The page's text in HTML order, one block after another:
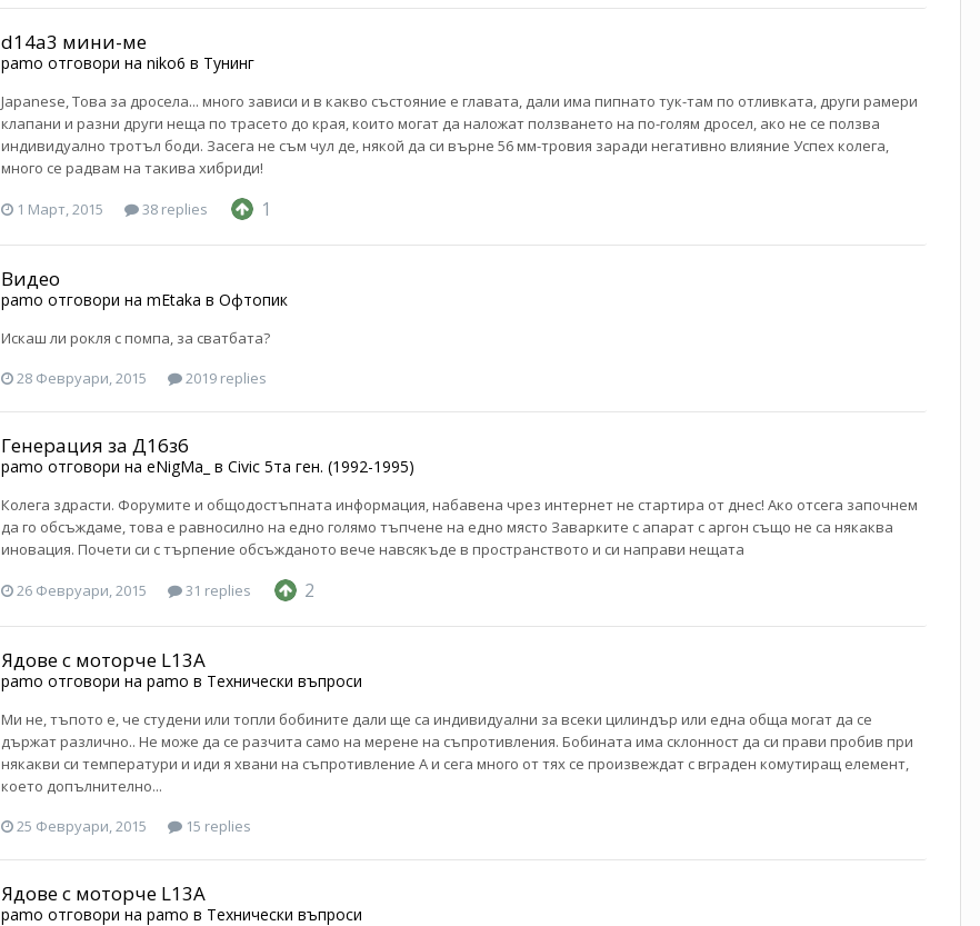
d14a3 мини-ме
pamo отговори на niko6 в Тунинг
Japanese, Това за дросела... много зависи и в какво състояние е главата, дали има пипнато тук-там по отливката, други рамери
клапани и разни други неща по трасето до края, които могат да наложат ползването на по-голям дросел, ако не се ползва
индивидуално тротъл боди. Засега не съм чул де, някой да си върне 56 мм-тровия заради негативно влияние Успех колега,
много се радвам на такива хибриди!
1 Март, 2015 38 replies 1
Видео
pamo отговори на mEtaka в Офтопик
Искаш ли рокля с помпа, за сватбата?
28 Февруари, 2015
2019 replies
Генерация за Д16з6
pamo отговори на eNigMa_ в Civic 5та ген. (1992-1995)
Колега здрасти. Форумите и общодостъпната информация, набавена чрез интернет не стартира от днес! Ако отсега започнем
да го обсъждаме, това е равносилно на едно голямо тъпчене на едно място Заварките с апарат с аргон също не са някаква
иновация. Почети си с търпение обсъжданото вече навсякъде в пространството и си направи нещата
26 Февруари, 2015 31 replies 2
Ядове с моторче L13A
pamo отговори на pamo в Технически въпроси
Ми не, тъпото е, че студени или топли бобините дали ще са индивидуални за всеки цилиндър или една обща могат да се
държат различно.. Не може да се разчита само на мерене на съпротивления. Бобината има склонност да си прави пробив при
някакви си температури и иди я хвани на съпротивление А и сега много от тях се произвеждат с вграден комутиращ елемент,
което допълнително...
25 Февруари, 2015
15 replies
Ядове с моторче L13A
pamo отговори на pamo в Технически въпроси